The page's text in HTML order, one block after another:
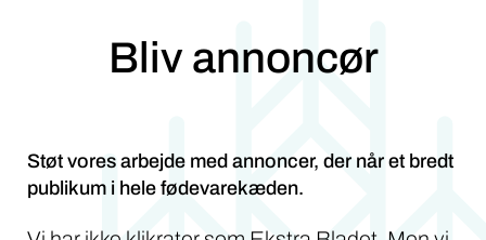
Støt vores arbejde med annoncer, der når et bredt